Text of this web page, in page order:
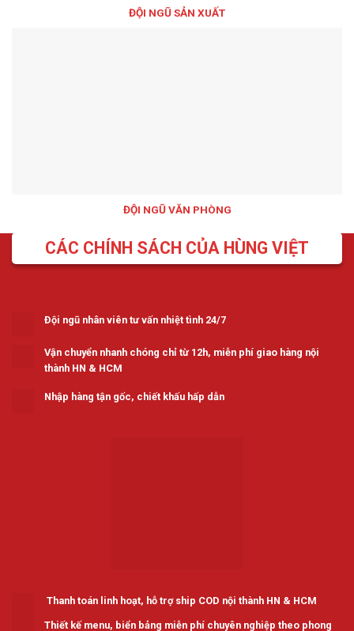
ĐỘI NGŨ SẢN XUẤT
ĐỘI NGŨ VĂN PHÒNG
CÁC CHÍNH SÁCH CỦA HÙNG VIỆT
Đội ngũ nhân viên tư vấn nhiệt tình 24/7
Vận chuyển nhanh chóng chỉ từ 12h, miễn phí giao hàng nội
thành HN & HCM
Nhập hàng tận gốc, chiết khấu hấp dẫn
Thanh toán linh hoạt, hỗ trợ ship COD nội thành HN & HCM
Thiết kế menu, biển bảng miễn phí chuyên nghiệp theo phong